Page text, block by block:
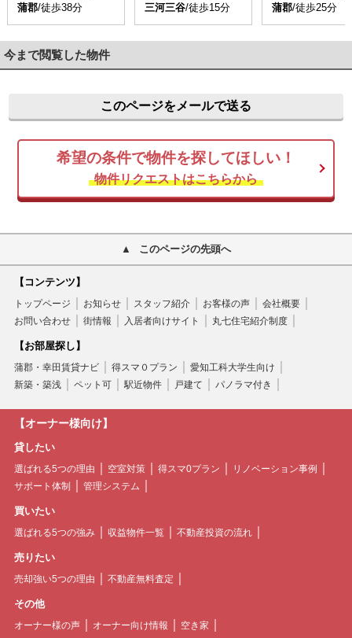
蒲郡/徒歩38分
三河三谷/徒歩15分
蒲郡/徒歩25分
今まで閲覧した物件
このページをメールで送る
希望の条件で物件を探してほしい！
物件リクエストはこちらから
このページの先頭へ
【コンテンツ】
トップページ お知らせ スタッフ紹介 お客様の声
会社概要
お問い合わせ
街情報 入居者向けサイト 丸七住宅紹介制度
【お部屋探し】
蒲郡・幸田賃貸ナビ 得スマ０プラン
愛知工科大学生向け
新築・築浅
ペット可 駅近物件 戸建て パノラマ付き
【オーナー様向け】
貸したい
選ばれる5つの理由 空室対策 得スマ0プラン
リノベーション事例
サポート体制
管理システム
買いたい
選ばれる5つの強み 収益物件一覧 不動産投資の流れ
売りたい
売却強い5つの理由 不動産無料査定
その他
オーナー様の声 オーナー向け情報 空き家